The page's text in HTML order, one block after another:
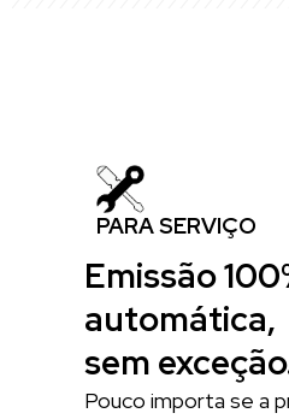
PARA SERVIÇO
Emissão
automática,
sem
Pouco importa se a